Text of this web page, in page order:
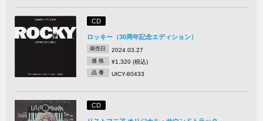
CD
ロッキー（30周年記念エディション）
発売日 2024.03.27
価 格 ¥1,320 (税込)
品 番 UICY-80433
CD